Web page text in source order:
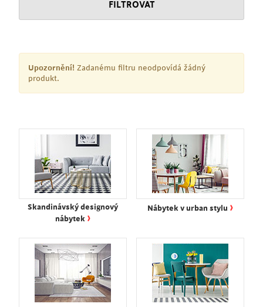
FILTROVAT
Upozornění! Zadanému filtru neodpovídá žádný
produkt.
Skandinávský designový
nábytek ›
Nábytek v urban stylu ›